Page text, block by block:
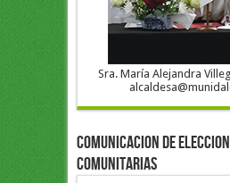
Sra. María Alejandra
COMUNICACION DE
COMUNITARIAS